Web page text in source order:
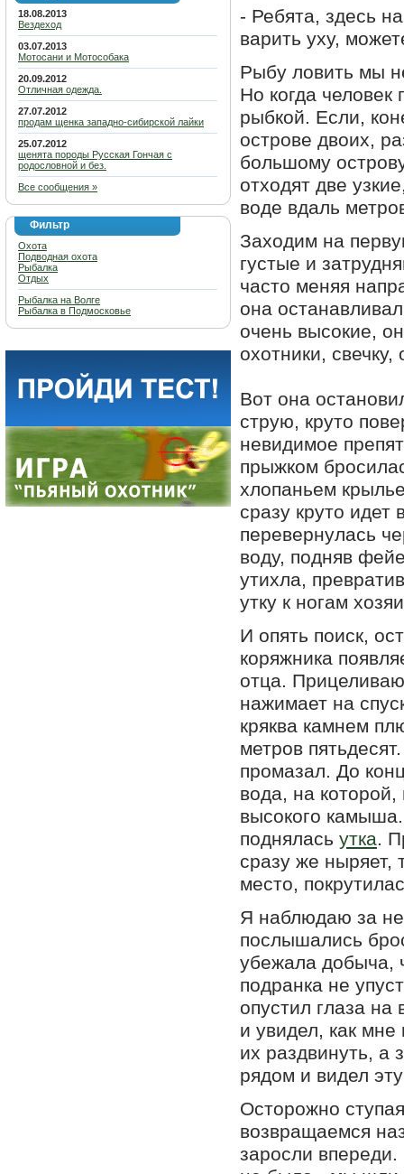
18.08.2013
Вездеход
03.07.2013
Мотосани и Мотособака
20.09.2012
Отличная одежда.
27.07.2012
продам щенка западно-сибирской лайки
25.07.2012
щенята породы Русская Гончая с
родословной и без.
Все сообщения »
Фильтр
Охота
Подводная охота
Рыбалка
Отдых
Рыбалка на Волге
Рыбалка в Подмосковье
- Ребята, здесь
варить уху,
Рыбу ловить мы
Но когда человек
рыбкой. Если,
острове двоих,
большому
отходят две
воде вдаль
Заходим на
густые и
часто меняя
она
очень высокие,
охотники,
Вот она
струю, круто
невидимое
прыжком
хлопаньем
сразу круто
перевернулась
воду, подняв
утихла,
утку к ногам
И опять поиск,
коряжника
отца.
нажимает на
кряква камнем
метров
промазал. До
вода, на
высокого
поднялась утка.
сразу же ныряет,
место,
Я наблюдаю за
послышались
убежала добыча,
подранка не
опустил глаза
и увидел, как мне
их раздвинуть, а
рядом и видел
Осторожно
возвращаемся
заросли